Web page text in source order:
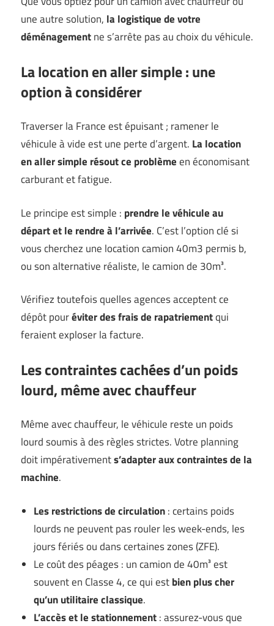
une autre solution, la logistique de votre
déménagementne s’arrête pas au choix du véhicule.
La location en aller simple : une
option à considérer
Traverser la France est épuisant ; ramener le
véhicule à vide est une perte d’argent. La location
en aller simple résout ce problèmeen économisant
carburant et fatigue.
Le principe est simple : prendre le véhicule au
départ et le rendre à l’arrivée. C’est l’option clé si
vous cherchez une location camion 40m3 permis b,
ou son alternative réaliste, le camion de 30m³.
Vérifiez toutefois quelles agences acceptent ce
dépôt pouréviter des frais de rapatriementqui
feraient exploser la facture.
Les contraintes cachées d’un poids
lourd, même avec chauffeur
Même avec chauffeur, le véhicule reste un poids
lourd soumis à des règles strictes. Votre planning
doit impérativements’adapter aux contraintes de la
machine.
Les restrictions de circulation: certains poids
lourds ne peuvent pas rouler les week-ends, les
jours fériés ou dans certaines zones (ZFE).
Le coût des péages : un camion de 40m³ est
souvent en Classe 4, ce qui estbien plus cher
qu’un utilitaire classique.
L’accès et le stationnement: assurez-vous que